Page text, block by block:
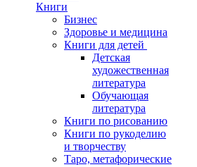
Книги
Бизнес
Здоровье и медицина
Книги для детей
Детская
художественная
литература
Обучающая
литература
Книги по рисованию
Книги по рукоделию
и творчеству
Таро, метафорические